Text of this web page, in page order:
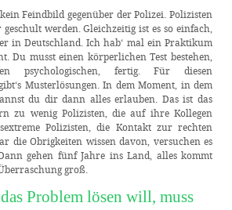
Feindbild gegenüber der Polizei. Polizisten
geschult werden. Gleichzeitig ist es so einfach,
in Deutschland. Ich hab‘ mal ein Praktikum
Du musst einen körperlichen Test bestehen,
psychologischen, fertig. Für diesen
Musterlösungen. In dem Moment, in dem
du dir dann alles erlauben. Das ist das
zu wenig Polizisten, die auf ihre Kollegen
Polizisten, die Kontakt zur rechten
die Obrigkeiten wissen davon, versuchen es
gehen fünf Jahre ins Land, alles kommt
groß.
Problem lösen will, muss